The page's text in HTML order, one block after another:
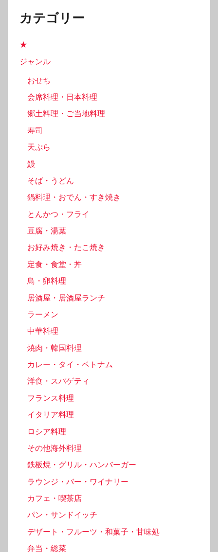
カテゴリー
★
ジャンル
おせち
会席料理・日本料理
郷土料理・ご当地料理
寿司
天ぷら
鰻
そば・うどん
鍋料理・おでん・すき焼き
とんかつ・フライ
豆腐・湯葉
お好み焼き・たこ焼き
定食・食堂・丼
鳥・卵料理
居酒屋・居酒屋ランチ
ラーメン
中華料理
焼肉・韓国料理
カレー・タイ・ベトナム
洋食・スパゲティ
フランス料理
イタリア料理
ロシア料理
その他海外料理
鉄板焼・グリル・ハンバーガー
ラウンジ・バー・ワイナリー
カフェ・喫茶店
パン・サンドイッチ
デザート・フルーツ・和菓子・甘味処
弁当・総菜